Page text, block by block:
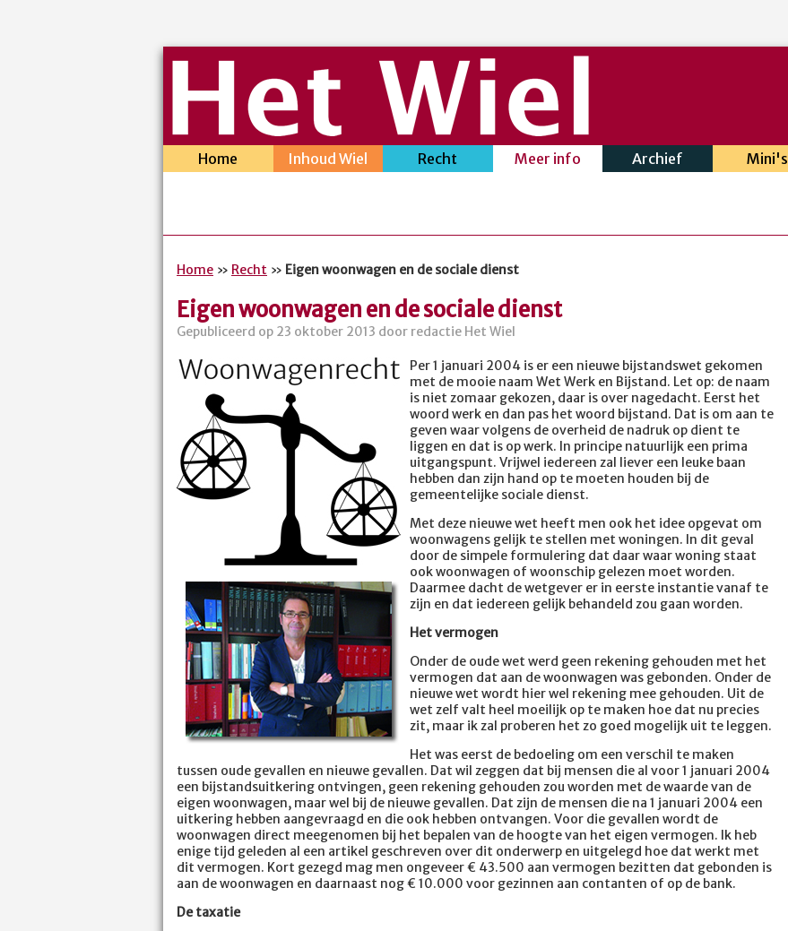
Home Inhoud Wiel Recht Meer info Archief Mini's
Home » Recht » Eigen woonwagen en de sociale dienst
Eigen woonwagen en de sociale dienst
Gepubliceerd op 23 oktober 2013 door redactie Het Wiel
Per 1 januari 2004 is er een nieuwe bijstandswet gekomen
met de mooie naam Wet Werk en Bijstand. Let op: de naam
is niet zomaar gekozen, daar is over nagedacht. Eerst het
woord werk en dan pas het woord bijstand. Dat is om aan te
geven waar volgens de overheid de nadruk op dient te
liggen en dat is op werk. In principe natuurlijk een prima
uitgangspunt. Vrijwel iedereen zal liever een leuke baan
hebben dan zijn hand op te moeten houden bij de
gemeentelijke sociale dienst.
Met deze nieuwe wet heeft men ook het idee opgevat om
woonwagens gelijk te stellen met woningen. In dit geval
door de simpele formulering dat daar waar woning staat
ook woonwagen of woonschip gelezen moet worden.
Daarmee dacht de wetgever er in eerste instantie vanaf te
zijn en dat iedereen gelijk behandeld zou gaan worden.
Het vermogen
Onder de oude wet werd geen rekening gehouden met het
vermogen dat aan de woonwagen was gebonden. Onder de
nieuwe wet wordt hier wel rekening mee gehouden. Uit de
wet zelf valt heel moeilijk op te maken hoe dat nu precies
zit, maar ik zal proberen het zo goed mogelijk uit te leggen.
Het was eerst de bedoeling om een verschil te maken
tussen oude gevallen en nieuwe gevallen. Dat wil zeggen dat bij mensen die al voor 1 januari 2004
een bijstandsuitkering ontvingen, geen rekening gehouden zou worden met de waarde van de
eigen woonwagen, maar wel bij de nieuwe gevallen. Dat zijn de mensen die na 1 januari 2004 een
uitkering hebben aangevraagd en die ook hebben ontvangen. Voor die gevallen wordt de
woonwagen direct meegenomen bij het bepalen van de hoogte van het eigen vermogen. Ik heb
enige tijd geleden al een artikel geschreven over dit onderwerp en uitgelegd hoe dat werkt met
dit vermogen. Kort gezegd mag men ongeveer € 43.500 aan vermogen bezitten dat gebonden is
aan de woonwagen en daarnaast nog € 10.000 voor gezinnen aan contanten of op de bank.
De taxatie